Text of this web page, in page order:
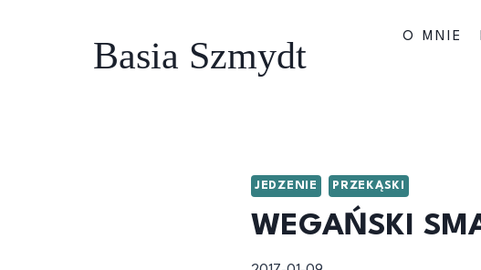
Basia Szmydt O MNIE
JEDZENIE PRZEKĄSKI
WEGAŃSKI